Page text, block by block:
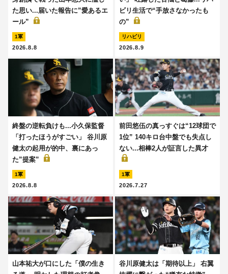
た思い...届いた報告に”愛あるエ
ール”
1軍
2026.8.8
ビリ生活で“手放さなかったも
の”
リハビリ
2026.8.9
終盤の逆転負けも...小久保監督
「打ったほうがすごい」 谷川原
健太の起用が的中、裏にあっ
た”提案”
1軍
2026.8.8
前田悠伍の真っすぐは“12球団で
1位” 140キロ台中盤でも失点し
ない...相棒2人が証言した異才
1軍
2026.7.27
山本祐大が口にした「僕の生き
谷川原健太は「期待以上」 右翼